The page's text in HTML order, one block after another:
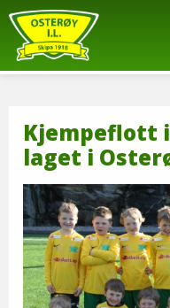
Kjempeflott
laget i